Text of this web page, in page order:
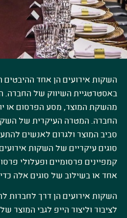
השקות אירועים הן אחד ההיבטים
באסטרטגיית השיווק של החברה.
מהשקת המוצר, מסע הפרסום או
החברה. המטרה העיקרית של השקת
סביב המוצר ולגרום לאנשים
סוגים עיקריים של השקות
קמפיינים פרסומיים ופעלולי
אחד או בשילוב של סוגים אלה
השקות אירועים הן דרך לחברות
לציבור וליצור הייפ לגבי המוצר